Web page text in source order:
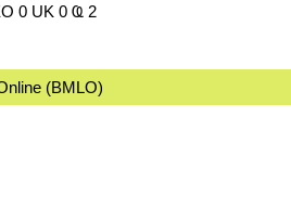
0 UK 0 Ҩ 2
(BMLO)